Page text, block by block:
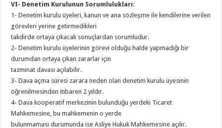
VI- Denetim Kurulunun Sorumlulukları:
1- Denetim kurulu üyeleri, kanun ve ana sözleşme ile kendilerine verilen
görevleri yerine getirmedikleri
takdirde ortaya çıkacak sonuçlardan sorumludur.
2- Denetim kurulu üyelerinin görevi olduğu halde yapmadığı bir
durumdan ortaya çıkan zararlar için
tazminat davası açılabilir.
3- Dava açma süresi zarara neden olan denetim kurulu üyesinin
öğrenilmesinden itibaren 2 yıldır.
4- Dava kooperatif merkezinin bulunduğu yerdeki Ticaret
Mahkemesine, bu mahkemenin o yerde
bulunmaması durumunda ise Asliye Hukuk Mahkemesine açılır.